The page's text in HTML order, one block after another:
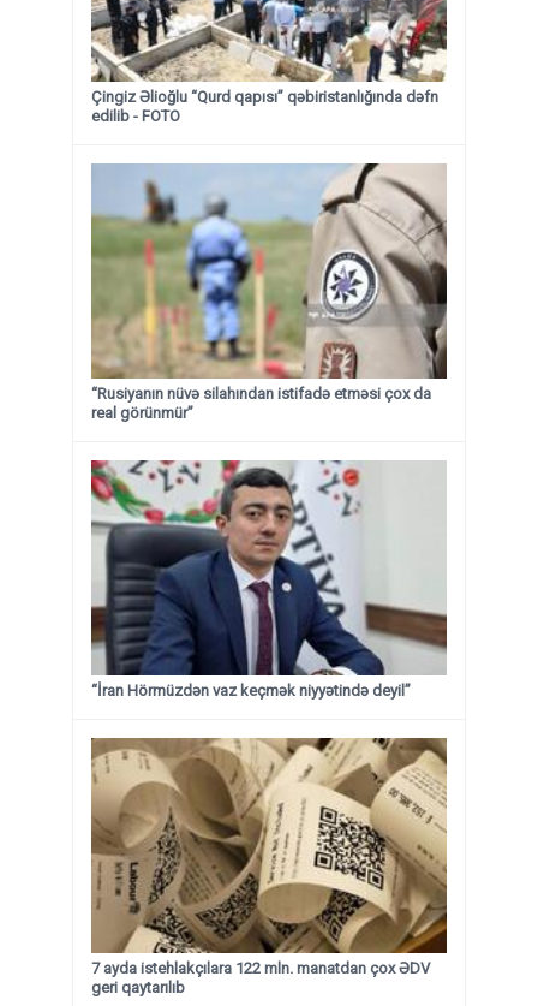
Çingiz Əlioğlu “Qurd qapısı” qəbiristanlığında dəfn
edilib - FOTO
“Rusiyanın nüvə silahından istifadə etməsi çox da
real görünmür”
“İran Hörmüzdən vaz keçmək niyyətində deyil”
7 ayda istehlakçılara 122 mln. manatdan çox ƏDV
geri qaytarılıb